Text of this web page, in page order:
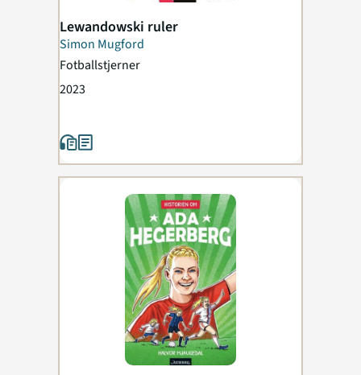
Lewandowski ruler
Simon Mugford
Fotballstjerner
2023